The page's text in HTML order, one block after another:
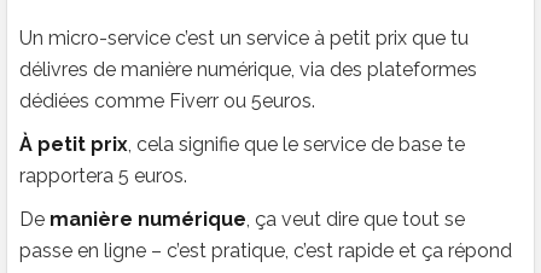
Un micro-service c’est un service à petit prix que tu
délivres de manière numérique, via des plateformes
dédiées comme Fiverr ou 5euros.
À petit prix, cela signifie que le service de base te
rapportera 5 euros.
De manière numérique, ça veut dire que tout se
passe en ligne – c’est pratique, c’est rapide et ça répond